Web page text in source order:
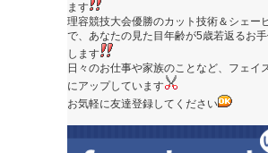
ます
理容競技大会優勝のカット技術＆シェー
で、あなたの見た目年齢が5歳若返るお
します
日々のお仕事や家族のことなど、フェイ
にアップしています
お気軽に友達登録してください